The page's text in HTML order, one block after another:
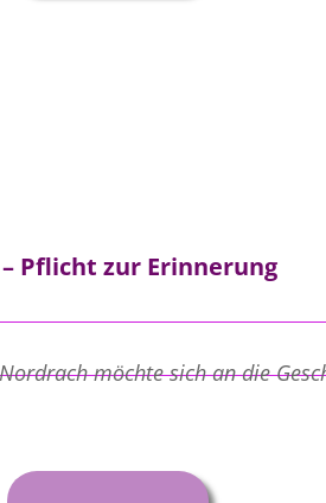
Pflicht zur Erinnerung
möchte sich an die